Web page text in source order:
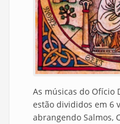
As músicas do Ofício
estão divididos em 6
abrangendo Salmos,